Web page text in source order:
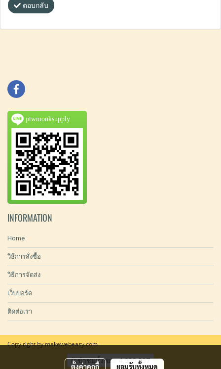
ตอบกลับ
ptwmonksupply
INFORMATION
Home
วิธีการสั่งซื้อ
วิธีการจัดส่ง
เว็บบอร์ด
ติดต่อเรา
Copy right by makewebeasy.com
ผู้เข้าชมทั้งหมด4,939,337
ตั้งค่าคุกกี้ ยอมรับทั้งหมด